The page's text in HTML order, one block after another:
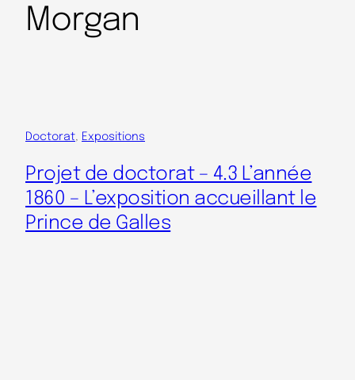
Morgan
Doctorat, Expositions
Projet de doctorat – 4.3 L’année
1860 – L’exposition accueillant le
Prince de Galles